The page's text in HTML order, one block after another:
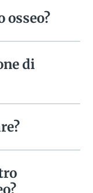
osseo?
di